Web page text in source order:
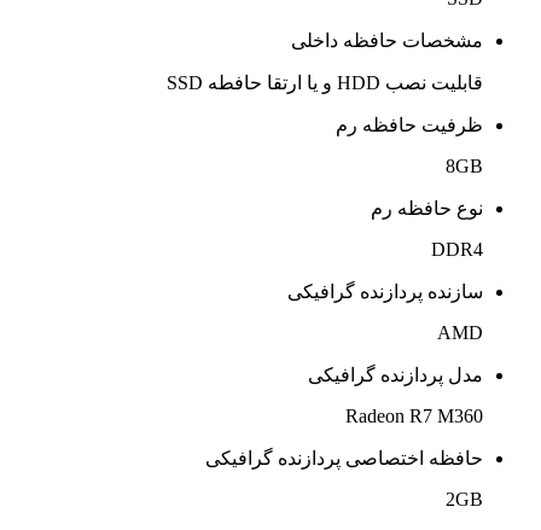
مشخصات حافظه داخلی
قابلیت نصب HDD و یا ارتقا حافطه SSD
ظرفیت حافظه رم
8GB
نوع حافظه رم
DDR4
سازنده پردازنده گرافیکی
AMD
مدل پردازنده گرافیکی
Radeon R7 M360
حافظه اختصاصی پردازنده گرافیکی
2GB